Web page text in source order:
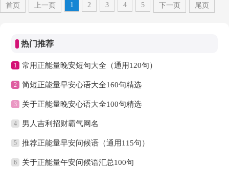
首页 上一页 1 2 3 4 5 下一页 尾页
热门推荐
1 常用正能量晚安短句大全（通用120句）
2 简短正能量早安心语大全160句精选
3 关于正能量晚安心语大全100句精选
4 男人吉利招财霸气网名
5 推荐正能量早安问候语（通用115句）
6 关于正能量午安问候语汇总100句